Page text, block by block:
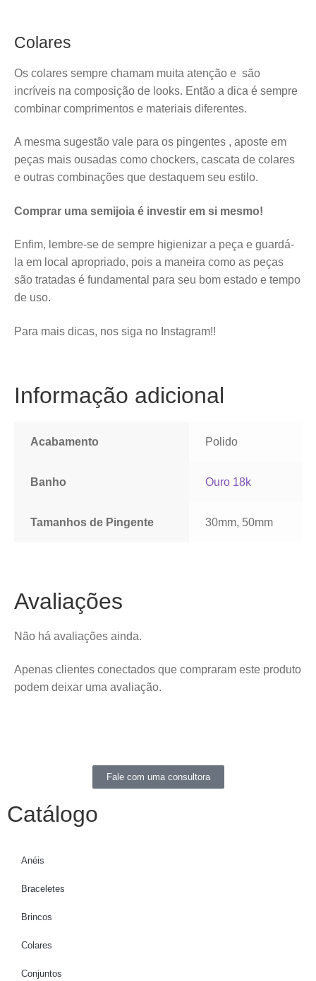
Colares
Os colares sempre chamam muita atenção e são
incríveis na composição de looks. Então a dica é sempre
combinar comprimentos e materiais diferentes.
A mesma sugestão vale para os pingentes , aposte em
peças mais ousadas como chockers, cascata de colares
e outras combinações que destaquem seu estilo.
Comprar uma semijoia é investir em si mesmo!
Enfim, lembre-se de sempre higienizar a peça e guardá-
la em local apropriado, pois a maneira como as peças
são tratadas é fundamental para seu bom estado e tempo
de uso.
Para mais dicas, nos siga no Instagram!!
Informação adicional
Acabamento Polido
Banho Ouro 18k
Tamanhos de Pingente 30mm, 50mm
Avaliações
Não há avaliações ainda.
Apenas clientes conectados que compraram este produto
podem deixar uma avaliação.
Fale com uma consultora
Catálogo
Anéis
Braceletes
Brincos
Colares
Conjuntos